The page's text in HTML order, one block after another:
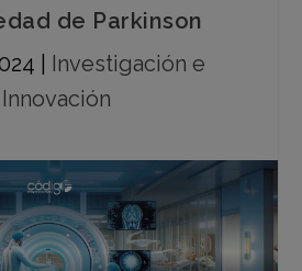
de Parkinson
Investigación e
Innovación